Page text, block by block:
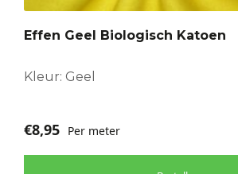
Effen Geel Biologisch Katoen
Kleur: Geel
€8,95 Per meter